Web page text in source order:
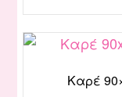
Καρέ